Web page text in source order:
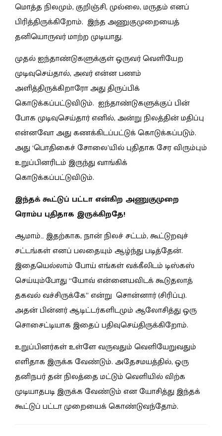
மொத்த நிலமும், குறிஞ்சி, முல்லை, மருதம் எனப்
பிரித்திருக்கிறோம். இந்த அணுகுமுறையைத்
தனியொருவர் மாற்ற முடியாது.
முதல் ஐந்தாண்டுகளுக்குள் ஒருவர் வெளியேற
முடிவுசெய்தால், அவர் என்ன பணம்
அளித்திருக்கிறாரோ அது திருப்பிக்
கொடுக்கப்பட்டுவிடும். ஐந்தாண்டுகளுக்குப் பின்
போக முடிவுசெய்தார் எனில், அன்று நிலத்தின் மதிப்பு
என்னவோ அது கணக்கிடப்பட்டுக் கொடுக்கப்படும்.
அது ‘பொதிகைச் சோலை’யில் புதிதாக சேர விரும்பும்
உறுப்பினரிடம் இருந்து வாங்கிக்
கொடுக்கப்பட்டுவிடும்.
இந்தக் கூட்டுப் பட்டா என்கிற அணுகுமுறை
ரொம்ப புதிதாக இருக்கிறதே!
ஆமாம்… இதற்காக, நான் நிலச் சட்டம், கூட்டுறவுச்
சட்டங்கள் எனப் பலதையும் ஆழ்ந்து படித்தேன்.
இதையெல்லாம் போய் எங்கள் வக்கீலிடம் டிஸ்கஸ்
செய்யும்போது “யோவ் என்னையவிடக் கூடுதலாத்
தகவல் வச்சிருக்கே” என்று சொன்னார் (சிரிப்பு).
அதன் பின்னர் ஆடிட்டர்களிடமும் ஆலோசித்து ஒரு
சொசைட்டியாக இதைப் பதிவுசெய்திருக்கிறோம்.
உறுப்பினர்கள் உள்ளே வருவதும் வெளியேறுவதும்
எளிதாக இருக்க வேண்டும். அதேசமயத்தில், ஒரு
தனிநபர் தன் நிலத்தை மட்டும் வெளியில் விற்க
முடியாதபடி இருக்க வேண்டும் என யோசித்து இந்தக்
கூட்டுப் பட்டா முறையைக் கொண்டுவந்தோம்.